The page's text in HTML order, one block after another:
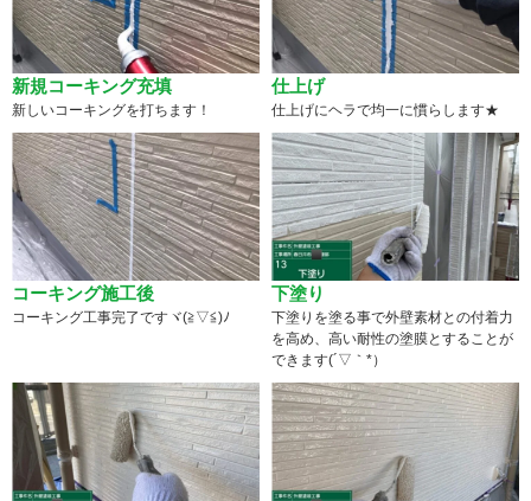
新規コーキング充填
新しいコーキングを打ちます！
仕上げ
仕上げにヘラで均一に慣らします★
コーキング施工後
コーキング工事完了ですヾ(≧▽≦)ﾉ
下塗り
下塗りを塗る事で外壁素材との付着力
を高め、高い耐性の塗膜とすることが
できます(´▽｀*）